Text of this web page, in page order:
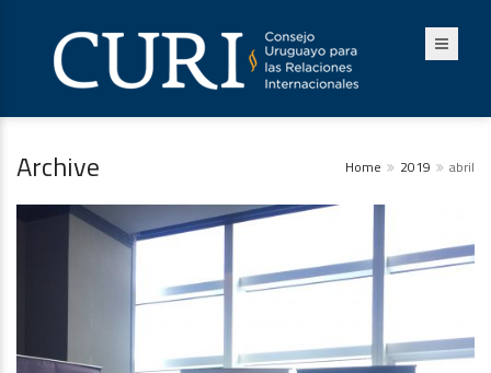
Archive Home 2019 abril